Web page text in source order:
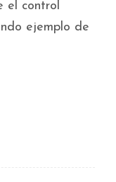
el control
ejemplo de